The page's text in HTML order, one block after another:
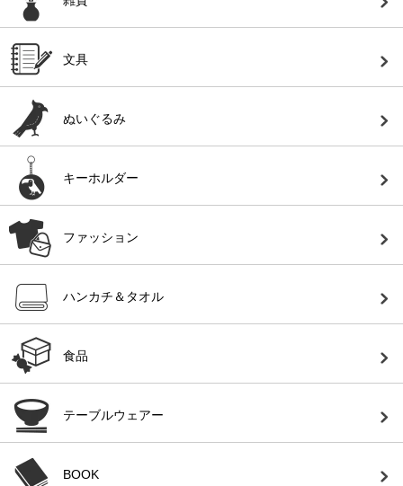
文具
ぬいぐるみ
キーホルダー
ファッション
ハンカチ＆タオル
食品
テーブルウェアー
BOOK